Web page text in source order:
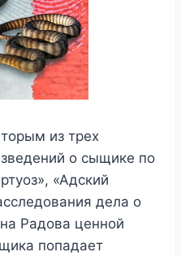
из трех
о сыщике по
«Адский
дела о
Радова ценной
попадает